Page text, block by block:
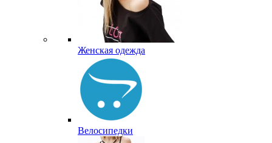
Женская одежда
Велосипедки